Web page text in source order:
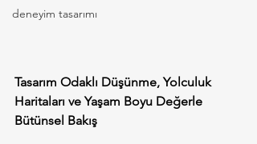
deneyim tasarımı
Tasarım Odaklı Düşünme, Yolculuk
Haritaları ve Yaşam Boyu Değerle
Bütünsel Bakış